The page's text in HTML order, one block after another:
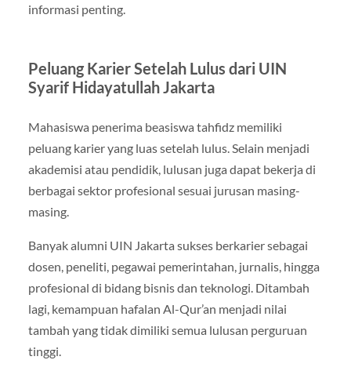
informasi penting.
Peluang Karier Setelah Lulus dari UIN
Syarif Hidayatullah Jakarta
Mahasiswa penerima beasiswa tahfidz memiliki
peluang karier yang luas setelah lulus. Selain menjadi
akademisi atau pendidik, lulusan juga dapat bekerja di
berbagai sektor profesional sesuai jurusan masing-
masing.
Banyak alumni UIN Jakarta sukses berkarier sebagai
dosen, peneliti, pegawai pemerintahan, jurnalis, hingga
profesional di bidang bisnis dan teknologi. Ditambah
lagi, kemampuan hafalan Al-Qur’an menjadi nilai
tambah yang tidak dimiliki semua lulusan perguruan
tinggi.